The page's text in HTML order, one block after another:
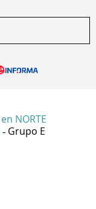
NORTE
- Grupo E